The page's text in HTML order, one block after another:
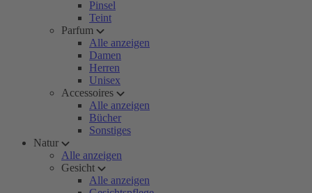
Pinsel
Teint
Parfum
Alle anzeigen
Damen
Herren
Unisex
Accessoires
Alle anzeigen
Bücher
Sonstiges
Natur
Alle anzeigen
Gesicht
Alle anzeigen